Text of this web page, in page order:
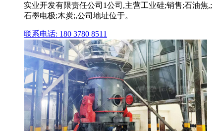
实业开发有限责任公司1公司,主营工业硅;销售;石油焦,;
石墨电极;木炭;,公司地址位于。
联系电话: 180 3780 8511